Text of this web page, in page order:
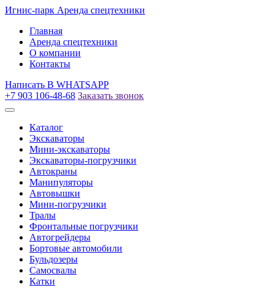
Игнис-парк Аренда спецтехники
Главная
Аренда спецтехники
О компании
Контакты
Написать В WHATSAPP
+7 903 106-48-68 Заказать звонок
Каталог
Экскаваторы
Мини-экскаваторы
Экскаваторы-погрузчики
Автокраны
Манипуляторы
Автовышки
Мини-погрузчики
Тралы
Фронтальные погрузчики
Автогрейдеры
Бортовые автомобили
Бульдозеры
Самосвалы
Катки